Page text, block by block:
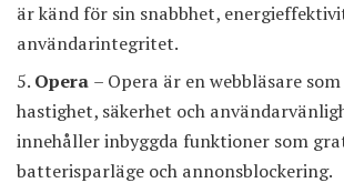
är känd för sin snabbhet,
användarintegritet.
Opera – Opera är en webbläsare
hastighet, säkerhet och
innehåller inbyggda funktioner som
batterisparläge och annonsblockering.